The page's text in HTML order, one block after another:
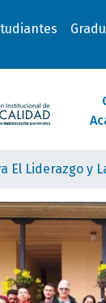
El Liderazgo y